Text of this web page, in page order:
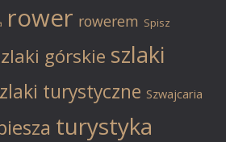
rower rowerem Spisz
górskie szlaki
turystyczne Szwajcaria
turystyka